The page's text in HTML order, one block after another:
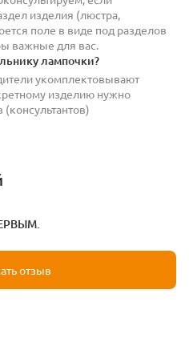
изделия (люстра,
поле в виде под разделов
важные для вас.
лампочки?
укомплектовывают
изделию нужно
отзыв